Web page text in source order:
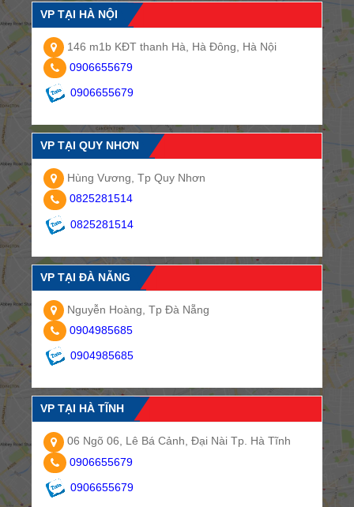
VP TẠI HÀ NỘI
146 m1b KĐT thanh Hà, Hà Đông, Hà Nội
0906655679
0906655679
VP TẠI QUY NHƠN
Hùng Vương, Tp Quy Nhơn
0825281514
0825281514
VP TẠI ĐÀ NẴNG
Nguyễn Hoàng, Tp Đà Nẵng
0904985685
0904985685
VP TẠI HÀ TĨNH
06 Ngõ 06, Lê Bá Cảnh, Đại Nài Tp. Hà Tĩnh
0906655679
0906655679